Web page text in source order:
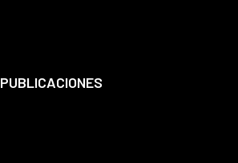
PUBLICACIONES